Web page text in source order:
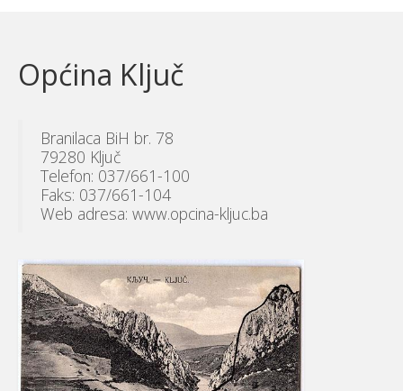
Općina Ključ
Branilaca BiH br. 78
79280 Ključ
Telefon: 037/661-100
Faks: 037/661-104
Web adresa: www.opcina-kljuc.ba